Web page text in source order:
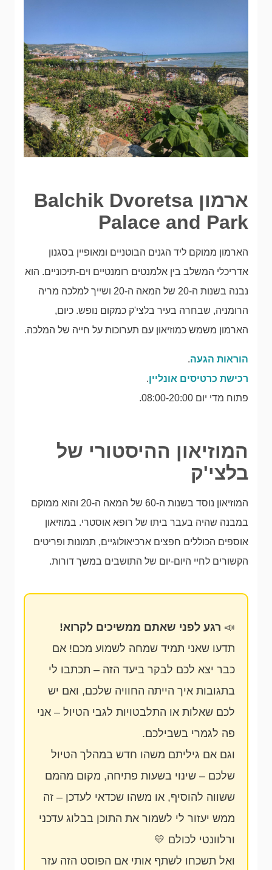
ארמון Balchik Dvoretsa
Palace and Park
הארמון ממוקם ליד הגנים הבוטניים ומאופיין בסגנון
אדריכלי המשלב בין אלמנטים רומנטיים וים-תיכוניים. הוא
נבנה בשנות ה-20 של המאה ה-20 ושייך למלכה מריה
הרומניה, שבחרה בעיר בלצי'ק כמקום נופש. כיום,
הארמון משמש כמוזיאון עם תערוכות על חייה של המלכה.
הוראות הגעה.
רכישת כרטיסים אונליין.
פתוח מדי יום 08:00-20:00.
המוזיאון ההיסטורי של
בלצי'ק
המוזיאון נוסד בשנות ה-60 של המאה ה-20 והוא ממוקם
במבנה שהיה בעבר ביתו של רופא אוסטרי. במוזיאון
אוספים הכוללים חפצים ארכיאולוגיים, תמונות ופריטים
הקשורים לחיי היום-יום של התושבים במשך דורות.
📣 רגע לפני שאתם ממשיכים לקרוא!
תדעו שאני תמיד שמחה לשמוע מכם! אם
כבר יצא לכם לבקר ביעד הזה – תכתבו לי
בתגובות איך הייתה החוויה שלכם, ואם יש
לכם שאלות או התלבטויות לגבי הטיול – אני
פה לגמרי בשבילכם.
וגם אם גיליתם משהו חדש במהלך הטיול
שלכם – שינוי בשעות פתיחה, מקום מהמם
ששווה להוסיף, או משהו שכדאי לעדכן – זה
ממש יעזור לי לשמור את התוכן בבלוג עדכני
ורלוונטי לכולם 💛
ואל תשכחו לשתף אותי אם הפוסט הזה עזר